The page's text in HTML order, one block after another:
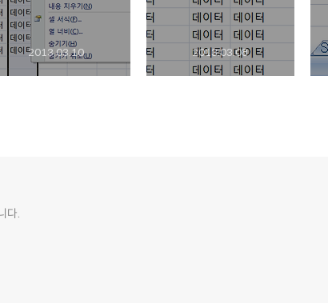
2013.03.10 2013.03.08
다.